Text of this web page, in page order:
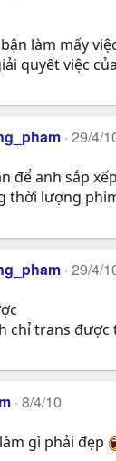
làm mấy
quyết việc
29/4/
để anh sắp
thời lượng
29/4/
chỉ trans được
8/4/10
gì phải đẹp